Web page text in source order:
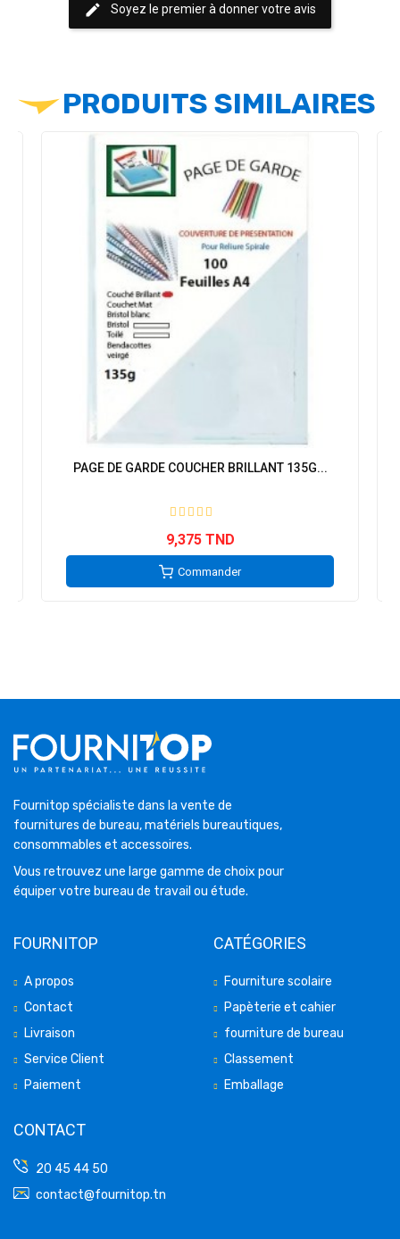
edit Soyez le premier à donner votre avis
PRODUITS SIMILAIRES
PAGE DE GARDE COUCHER BRILLANT 135G...
9,375 TND
Commander
Fournitop spécialiste dans la vente de
fournitures de bureau, matériels bureautiques,
consommables et accessoires.
Vous retrouvez une large gamme de choix pour
équiper votre bureau de travail ou étude.
FOURNITOP
A propos
Contact
Livraison
Service Client
Paiement
CATÉGORIES
Fourniture scolaire
Papèterie et cahier
fourniture de bureau
Classement
Emballage
CONTACT
20 45 44 50
contact@fournitop.tn